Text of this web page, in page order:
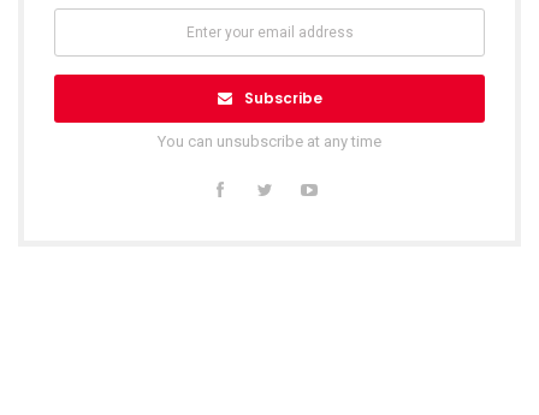
Subscribe
You can unsubscribe at any time